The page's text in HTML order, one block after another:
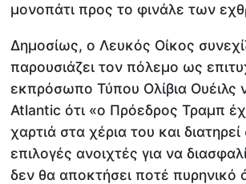
μονοπάτι προς το φινάλε των
Δημοσίως, ο Λευκός Οίκος
παρουσιάζει τον πόλεμο ως
εκπρόσωπο Τύπου Ολίβια Ουέιλς
Atlantic ότι «ο Πρόεδρος Τραμπ
χαρτιά στα χέρια του και
επιλογές ανοιχτές για να
δεν θα αποκτήσει ποτέ πυρηνικό